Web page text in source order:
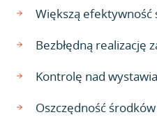
Większą efektywność
Bezbłędną realizację
Kontrolę nad
Oszczędność